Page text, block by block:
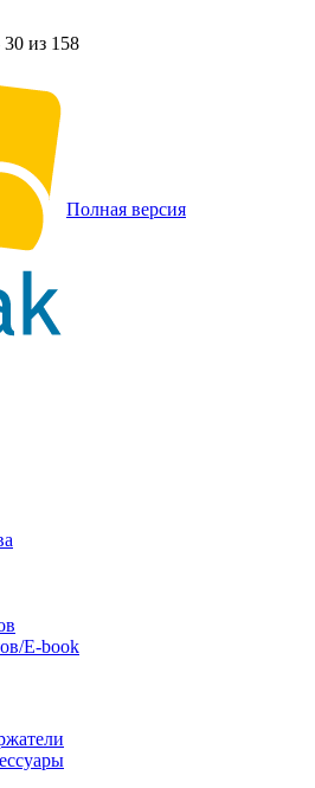
из 158
Полная версия
E-book